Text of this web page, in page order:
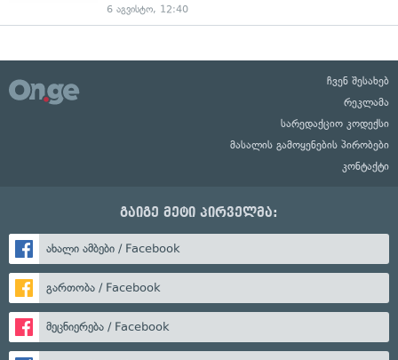
6 აგვისტო, 12:40
ჩვენ შესახებ
რეკლამა
სარედაქციო კოდექსი
მასალის გამოყენების პირობები
კონტაქტი
გაიგე მეტი პირველმა:
ახალი ამბები / Facebook
გართობა / Facebook
მეცნიერება / Facebook